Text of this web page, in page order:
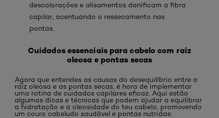
descolorações e alisamentos danificam a fibra
capilar, acentuando o ressecamento nas
pontas.
Cuidados essenciais para cabelo com raiz
oleosa e pontas secas
Agora que entendes as causas do desequilíbrio entre a
raiz oleosa e as pontas secas, é hora de implementar
uma rotina de cuidados capilares eficaz. Aqui estão
algumas dicas e técnicas que podem ajudar a equilibrar
a hidratação e a oleosidade do teu cabelo, promovendo
um couro cabeludo saudável e pontas nutridas: